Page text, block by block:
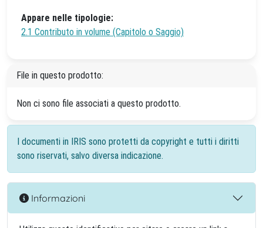
Appare nelle tipologie:
2.1 Contributo in volume (Capitolo o Saggio)
File in questo prodotto:
Non ci sono file associati a questo prodotto.
I documenti in IRIS sono protetti da copyright e tutti i diritti
sono riservati, salvo diversa indicazione.
Informazioni